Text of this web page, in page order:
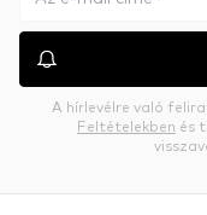
A hírlevélre való
Feltételekben és